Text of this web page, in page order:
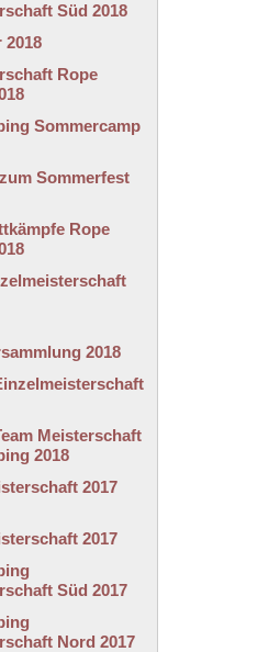
Süd 2018
2018
Rope
Sommercamp
Sommerfest
Rope
2018
Meisterschaft
2018
2017
2017
Süd 2017
Nord 2017